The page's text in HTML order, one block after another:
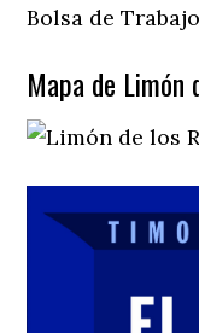
Bolsa de
Mapa de Limón